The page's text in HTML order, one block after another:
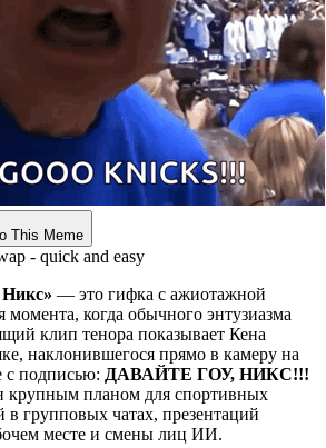
This Meme
- quick and easy
— это гифка с ажиотажной
момента, когда обычного энтузиазма
клип тенора показывает Кена
наклонившегося прямо в камеру на
с подписью: ДАВАЙТЕ ГОУ, НИКС!!!
планом для спортивных
в групповых чатах, презентаций
месте и смены лиц ИИ.